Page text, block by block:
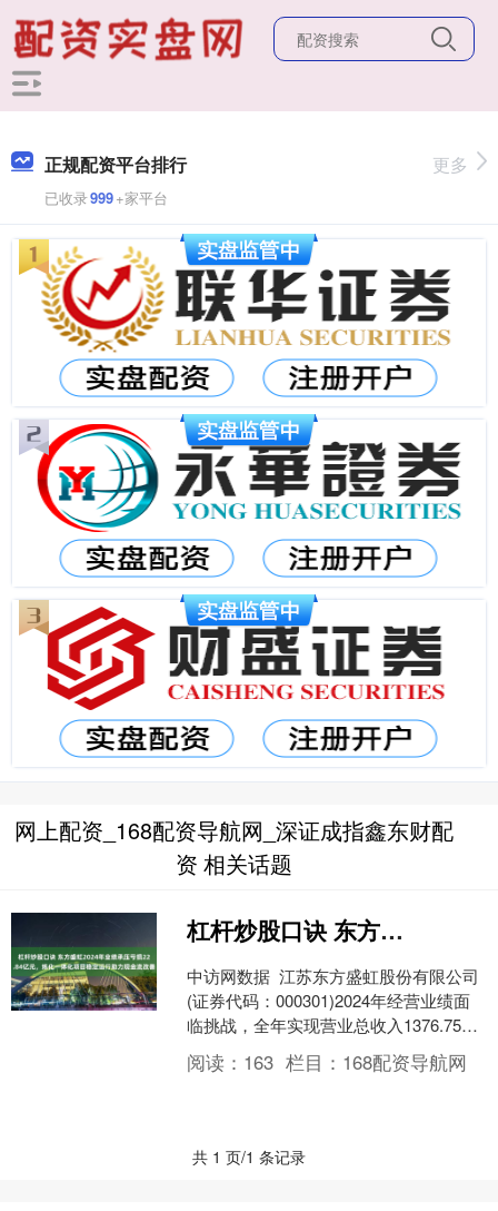
正规配资平台排行
已收录999+家平台
更多
网上配资_168配资导航网_深证成指鑫东财配
资 相关话题
杠杆炒股口诀 东方盛虹2024年业绩承压亏损22.84亿元，炼化一体化项目稳定运行助力现金流改善
中访网数据 江苏东方盛虹股份有限公司
(证券代码：000301)2024年经营业绩面
临挑战，全年实现营业总收入1376.75亿
元，同比小幅下降；净利润亏损22.....
阅读： 163 栏目： 168配资导航网
共 1 页/1 条记录